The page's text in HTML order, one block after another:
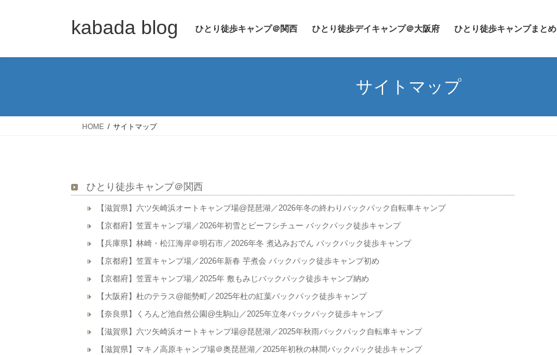
kabada blog ひとり徒歩キャンプ＠関西 ひとり徒歩デイキャンプ＠大阪府 ひとり徒歩キャンプまとめ
サイトマップ
HOME サイトマップ
ひとり徒歩キャンプ＠関西
【滋賀県】六ツ矢崎浜オートキャンプ場@琵琶湖／2026年冬の終わりバックパック自転車キャンプ
【京都府】笠置キャンプ場／2026年初雪とビーフシチュー バックパック徒歩キャンプ
【兵庫県】林崎・松江海岸＠明石市／2026年冬 煮込みおでん バックパック徒歩キャンプ
【京都府】笠置キャンプ場／2026年新春 芋煮会 バックパック徒歩キャンプ初め
【京都府】笠置キャンプ場／2025年 敷もみじバックパック徒歩キャンプ納め
【大阪府】杜のテラス@能勢町／2025年杜の紅葉バックパック徒歩キャンプ
【奈良県】くろんど池自然公園@生駒山／2025年立冬バックパック徒歩キャンプ
【滋賀県】六ツ矢崎浜オートキャンプ場@琵琶湖／2025年秋雨バックパック自転車キャンプ
【滋賀県】マキノ高原キャンプ場＠奥琵琶湖／2025年初秋の林間バックパック徒歩キャンプ